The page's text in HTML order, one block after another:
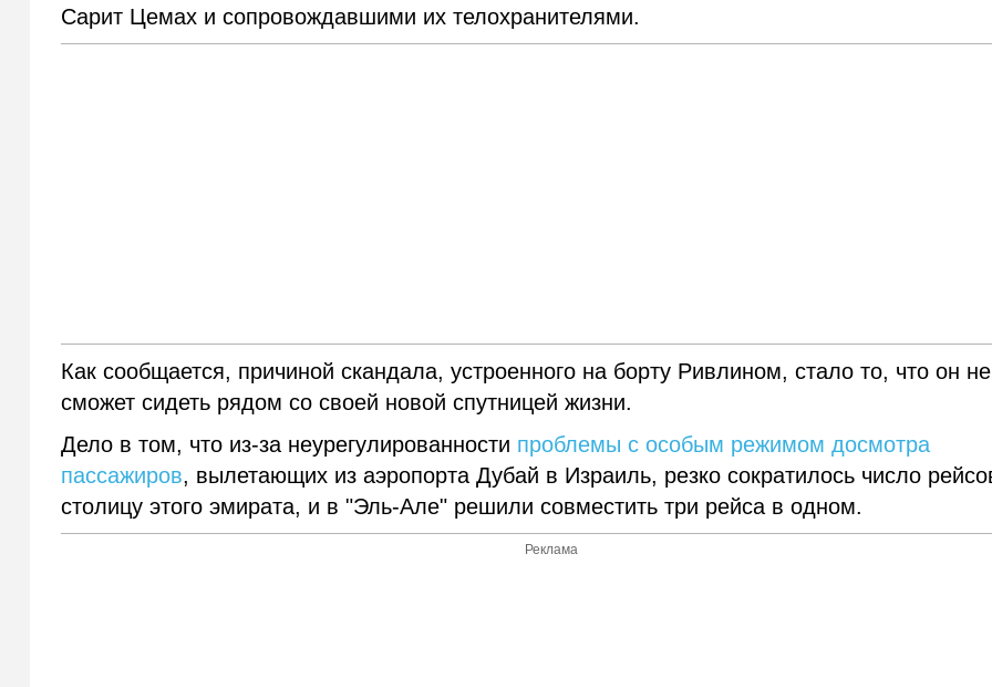
Сарит Цемах и сопровождавшими их телохранителями.
Как сообщается, причиной скандала, устроенного на борту Ривлином, стало то, что он не
сможет сидеть рядом со своей новой спутницей жизни.
Дело в том, что из-за неурегулированности проблемы с особым режимом досмотра
пассажиров, вылетающих из аэропорта Дубай в Израиль, резко сократилось число
столицу этого эмирата, и в "Эль-Але" решили совместить три рейса в одном.
Реклама